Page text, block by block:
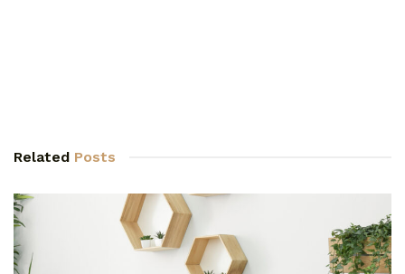
Related Posts